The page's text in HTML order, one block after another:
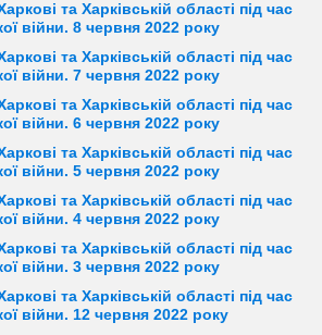
та Харківській області під час
війни. 8 червня 2022 року
та Харківській області під час
війни. 7 червня 2022 року
та Харківській області під час
війни. 6 червня 2022 року
та Харківській області під час
війни. 5 червня 2022 року
та Харківській області під час
війни. 4 червня 2022 року
та Харківській області під час
війни. 3 червня 2022 року
та Харківській області під час
війни. 12 червня 2022 року